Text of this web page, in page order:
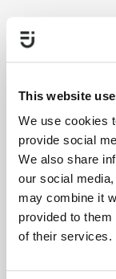
This website
We use cookies
provide social
We also share
our social
may combine it
provided to
of their services.
E-post
Dokument
Länkar